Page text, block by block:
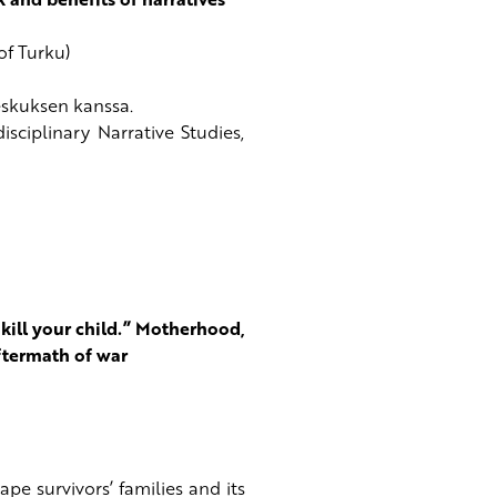
Turku)
kanssa.
Narrative Studies,
your child.” Motherhood,
of war
survivors’ families and its